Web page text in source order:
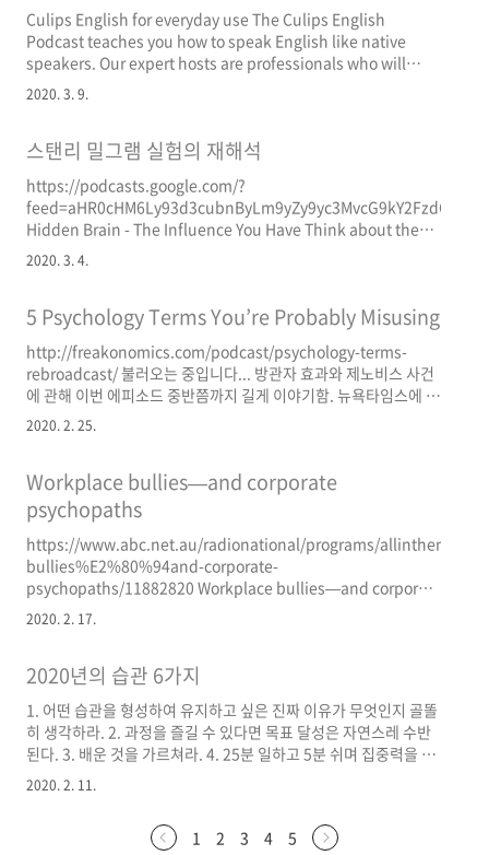
Culips English for everyday use The Culips English
Podcast teaches you how to speak English like native
speakers. Our expert hosts are professionals who will
help you get awesome at English. Each Culips episode is
designed to teach you the natural English vocabulary,
서 영어를 가르치는 캐나다 사람인 듯함. 영문학과 역사를 복수 전
는 사람들에게 안성맞..
2020. 3. 9.
스탠리 밀그램 실험의 재해석
https://podcasts.google.com/?
Hidden Brain - The Influence You Have Think about the
last time you asked someone for something. Maybe you
were nervous or worried about what the person would
about the pressure you were exe..
2020. 3. 4.
5 Psychology Terms You’re Probably Misusing
http://freakonomics.com/podcast/psychology-terms-
rebroadcast/ 불러오는 중입니다... 방관자 효과와 제노비스 사건
에 관해 이번 에피소드 중반쯤까지 길게 이야기함. 뉴욕타임스에 의
해 사실이 왜곡돼 인간의 apathetic한 측면만 너무 부각됐다는 내
용으로 이해함. (사건이 벌어진 지 40년 뒤에 뉴욕타임스가 보다 복
https://www.nytimes.com/2004/02/08/nyregion/kitty-40-
years-later.html) 그 밖에 hard-wired(변하지 않는 기질적 특성
을 뒷받침하는 뇌의 특성) 개념이 유사과학적이라는 것, 즉 과학적
사실이 아님을 이야기함. 이와 비슷하게 성격 특..
2020. 2. 25.
Workplace bullies—and corporate
psychopaths
https://www.abc.net.au/radionational/programs/allinthemind/
bullies%E2%80%94and-corporate-
psychopaths/11882820 Workplace bullies—and corporate
psychopaths At some point in your career there’s a good
chance that you’ll cross paths with a workplace bully. If
and mental health. But why do bullies do it and what
2020. 2. 17.
2020년의 습관 6가지
1. 어떤 습관을 형성하여 유지하고 싶은 진짜 이유가 무엇인지 골똘
히 생각하라. 2. 과정을 즐길 수 있다면 목표 달성은 자연스레 수반
된다. 3. 배운 것을 가르쳐라. 4. 25분 일하고 5분 쉬며 집중력을 발
휘하라. 낭비되는 시간을 줄여라. 5. 5분 쉴 때 스쿼트를 하든 푸시
업을 하든 몸을 움직여라. 6. 어떤 일을 시작하는 것이 어렵게 느껴
진다면 그 일을 쉽게 시작할 수 있는 comfort zone이 어디일지 찾
아서 거기서부터 시작하라. 상기 내용의 출처
2020. 2. 11.
1 2 3 4 5